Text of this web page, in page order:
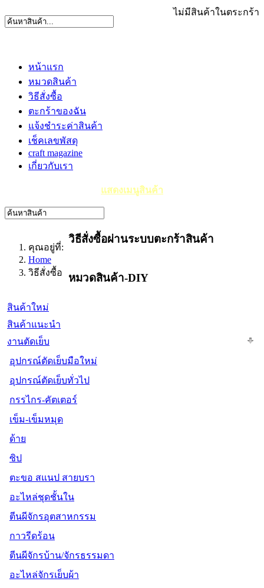
ไม่มีสินค้าในตระกร้า
หน้าแรก
หมวดสินค้า
วิธีสั่งซื้อ
ตะกร้าของฉัน
แจ้งชำระค่าสินค้า
เช็คเลขพัสดุ
craft magazine
เกี่ยวกับเรา
แสดงเมนูสินค้า
คุณอยู่ที่:
Home
วิธีสั่งซื้อ
วิธีสั่งซื้อผ่านระบบตะกร้าสินค้า
หมวดสินค้า-DIY
สินค้าใหม่
สินค้าแนะนำ
งานตัดเย็บ
อุปกรณ์ตัดเย็บมือใหม่
อุปกรณ์ตัดเย็บทั่วไป
กรรไกร-คัตเตอร์
เข็ม-เข็มหมุด
ด้าย
ซิป
ตะขอ สแนป สายบรา
อะไหล่ชุดชั้นใน
ตีนผีจักรอุตสาหกรรม
กาวรีดร้อน
ตีนผีจักรบ้าน/จักรธรรมดา
อะไหล่จักรเย็บผ้า